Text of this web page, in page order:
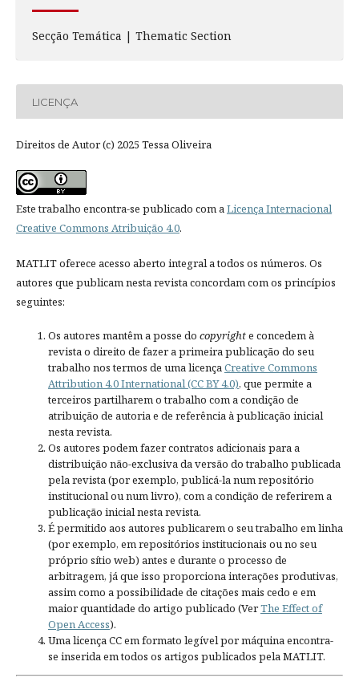
Secção Temática | Thematic Section
LICENÇA
Direitos de Autor (c) 2025 Tessa Oliveira
Este trabalho encontra-se publicado com aLicença Internacional
Creative Commons Atribuição 4.0.
MATLIT oferece acesso aberto integral a todos os números. Os
autores que publicam nesta revista concordam com os princípios
seguintes:
Os autores mantêm a posse do copyrighte concedem à
revista o direito de fazer a primeira publicação do seu
trabalho nos termos de uma licençaCreative Commons
Attribution 4.0 International (CC BY 4.0), que permite a
terceiros partilharem o trabalho com a condição de
atribuição de autoria e de referência à publicação inicial
nesta revista.
Os autores podem fazer contratos adicionais para a
distribuição não-exclusiva da versão do trabalho publicada
pela revista (por exemplo, publicá-la num repositório
institucional ou num livro), com a condição de referirem a
publicação inicial nesta revista.
É permitido aos autores publicarem o seu trabalho em linha
(por exemplo, em repositórios institucionais ou no seu
próprio sítio web) antes e durante o processo de
arbitragem, já que isso proporciona interações produtivas,
assim como a possibilidade de citações mais cedo e em
maior quantidade do artigo publicado (VerThe Effect of
Open Access).
Uma licença CC em formato legível por máquina encontra-
se inserida em todos os artigos publicados pela MATLIT.